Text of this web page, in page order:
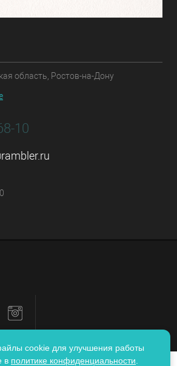
cookie для улучшения работы
в политике конфиденциальности
область, Ростов-на-Дону
10